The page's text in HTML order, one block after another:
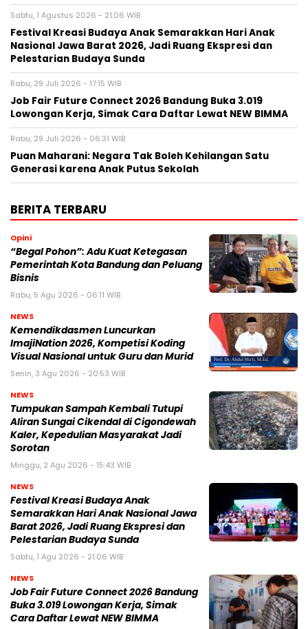
Sabtu, 1 Agustus 2026 - 21:06 WIB
Festival Kreasi Budaya Anak Semarakkan Hari Anak
Nasional Jawa Barat 2026, Jadi Ruang Ekspresi dan
Pelestarian Budaya Sunda
Rabu, 29 Juli 2026 - 17:15 WIB
Job Fair Future Connect 2026 Bandung Buka 3.019
Lowongan Kerja, Simak Cara Daftar Lewat NEW BIMMA
Rabu, 29 Juli 2026 - 06:31 WIB
Puan Maharani: Negara Tak Boleh Kehilangan Satu
Generasi karena Anak Putus Sekolah
BERITA TERBARU
Opini
“Begal Pohon”: Adu Kuat Ketegasan
Pemerintah Kota Bandung dan Peluang
Bisnis
Rabu, 5 Agu 2026 - 06:11 WIB
NEWS
Kemendikdasmen Luncurkan
ImajiNation 2026, Kompetisi Koding
Visual Nasional untuk Guru dan Murid
Senin, 3 Agu 2026 - 20:53 WIB
NEWS
Tumpukan Sampah Kembali Tutupi
Aliran Sungai Cikendal di Cigondewah
Kaler, Kepedulian Masyarakat Jadi
Sorotan
Minggu, 2 Agu 2026 - 15:43 WIB
NEWS
Festival Kreasi Budaya Anak
Semarakkan Hari Anak Nasional Jawa
Barat 2026, Jadi Ruang Ekspresi dan
Pelestarian Budaya Sunda
Sabtu, 1 Agu 2026 - 21:06 WIB
NEWS
Job Fair Future Connect 2026 Bandung
Buka 3.019 Lowongan Kerja, Simak
Cara Daftar Lewat NEW BIMMA